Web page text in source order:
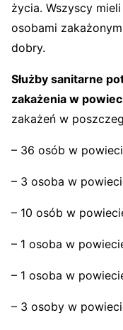
życia. Wszyscy
osobami
dobry.
Służby sanitarne
zakażenia w
zakażeń w
– 36 osób w
– 3 osoba w
– 10 osób w
– 1 osoba w
– 1 osoba w
– 3 osoby w